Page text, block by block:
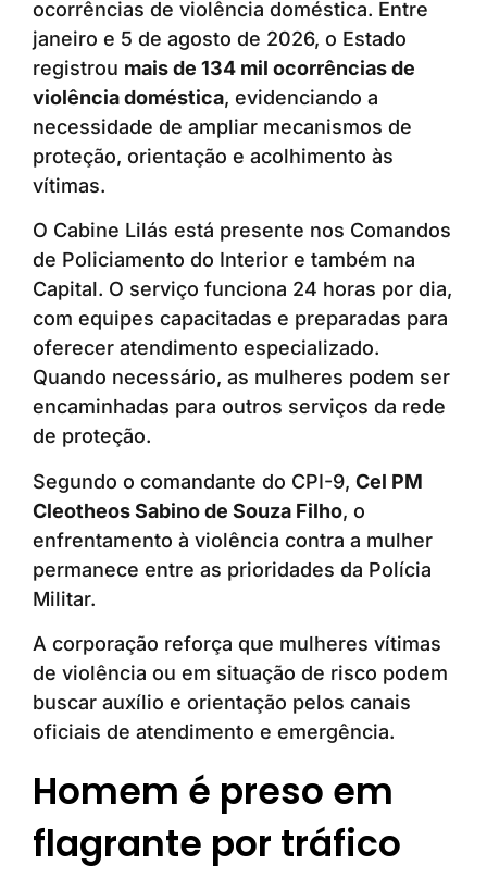
ocorrências de violência doméstica. Entre
janeiro e 5 de agosto de 2026, o Estado
registrou mais de 134 mil ocorrências de
violência doméstica, evidenciando a
necessidade de ampliar mecanismos de
proteção, orientação e acolhimento às
vítimas.
O Cabine Lilás está presente nos Comandos
de Policiamento do Interior e também na
Capital. O serviço funciona 24 horas por dia,
com equipes capacitadas e preparadas para
oferecer atendimento especializado.
Quando necessário, as mulheres podem ser
encaminhadas para outros serviços da rede
de proteção.
Segundo o comandante do CPI-9, Cel PM
Cleotheos Sabino de Souza Filho, o
enfrentamento à violência contra a mulher
permanece entre as prioridades da Polícia
Militar.
A corporação reforça que mulheres vítimas
de violência ou em situação de risco podem
buscar auxílio e orientação pelos canais
oficiais de atendimento e emergência.
Homem é preso em
flagrante por tráfico